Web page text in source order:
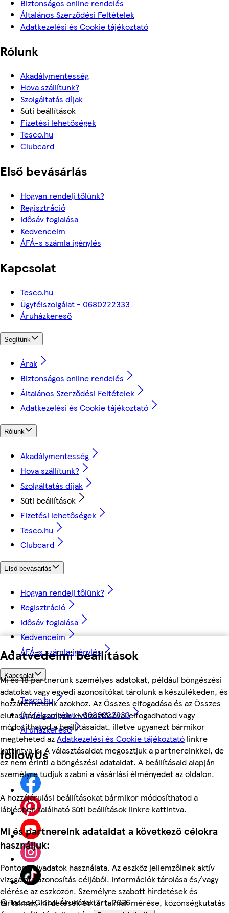
Adatvédelmi beállítások
Mi és 18 partnerünk személyes adatokat, például böngészési
adatokat vagy egyedi azonosítókat tárolunk a készülékeden, és
hozzáférhetünk azokhoz. Az Összes elfogadása és az Összes
elutasítása gombok kiválasztásával elfogadhatod vagy
módosíthatod a beállításaidat, illetve ugyanezt bármikor
megteheted azAdatkezelési és Cookie tájékoztató linkre
kattintva is. A választásaidat megosztjuk a partnereinkkel, de
ez nem érinti a böngészési adataidat. A beállításaid alapján
személyre tudjuk szabni a vásárlási élményedet az oldalon.
A hozzájárulási beállításokat bármikor módosíthatod a
láblécben található Süti beállítások linkre kattintva.
Mi és partnereink adataidat a következő célokra
használjuk:
Pontos helyadatok használata. Az eszköz jellemzőinek aktív
vizsgálata azonosítás céljából. Információk tárolása és/vagy
elérése az eszközön. Személyre szabott hirdetések és
tartalmak, hirdetések és tartalmak mérése, közönségkutatás
Biztonságos online rendelés
Általános Szerződési Feltételek
Adatkezelési és Cookie tájékoztató
Rólunk
Akadálymentesség
Hova szállítunk?
Szolgáltatás díjak
Süti beállítások
Fizetési lehetőségek
Tesco.hu
Clubcard
Első bevásárlás
Hogyan rendelj tőlünk?
Regisztráció
Idősáv foglalása
Kedvenceim
ÁFÁ-s számla igénylés
Kapcsolat
Tesco.hu
Ügyfélszolgálat - 0680222333
Áruházkereső
Segítünk
Árak
Biztonságos online rendelés
Általános Szerződési Feltételek
Adatkezelési és Cookie tájékoztató
Rólunk
Akadálymentesség
Hova szállítunk?
Szolgáltatás díjak
Süti beállítások
Fizetési lehetőségek
Tesco.hu
Clubcard
Első bevásárlás
Hogyan rendelj tőlünk?
Regisztráció
Idősáv foglalása
Kedvenceim
ÁFÁ-s számla igénylés
Kapcsolat
Tesco.hu
Ügyfélszolgálat - 0680222333
Áruházkereső
followUs
©Tesco-Global Áruházak Zrt. 2026